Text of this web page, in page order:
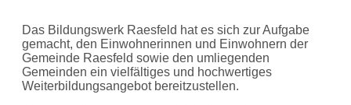
Das Bildungswerk Raesfeld hat es sich zur Aufgabe
gemacht, den Einwohnerinnen und Einwohnern der
Gemeinde Raesfeld sowie den umliegenden
Gemeinden ein vielfältiges und hochwertiges
Weiterbildungsangebot bereitzustellen.